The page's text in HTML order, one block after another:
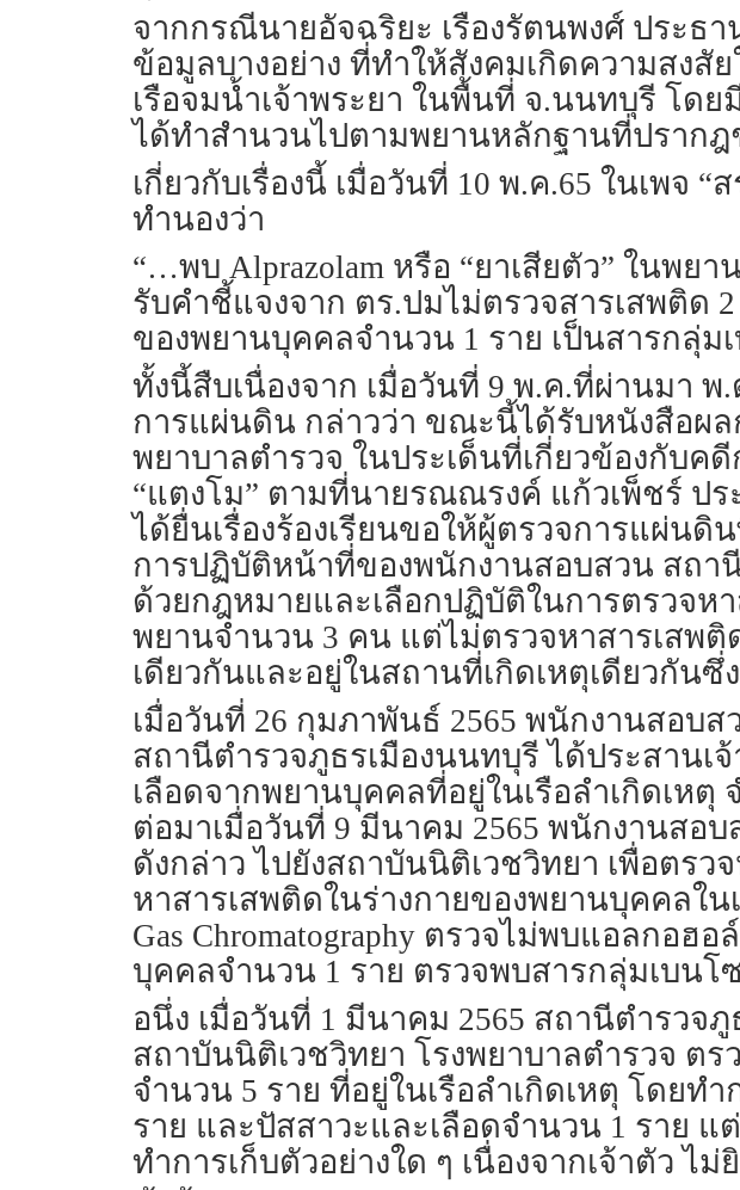
จากกรณีนายอัจฉริยะ เรืองรัตนพงศ์ ประธ
ข้อมูลบางอย่าง ที่ทำให้สังคมเกิดความสงสั
เรือจมน้ำเจ้าพระยา ในพื้นที่ จ.นนทบุรี โด
ได้ทำสำนวนไปตามพยานหลักฐานที่ปราก
เกี่ยวกับเรื่องนี้ เมื่อวันที่ 10 พ.ค.65 ในเพจ
ทำนองว่า
“…พบ Alprazolam หรือ “ยาเสียตัว” ในพย
รับคำชี้แจงจาก ตร.ปมไม่ตรวจสารเสพติด
ของพยานบุคคลจำนวน 1 ราย เป็นสารกลุ่
ทั้งนี้สืบเนื่องจาก เมื่อวันที่ 9 พ.ค.ที่ผ่านมา
การแผ่นดิน กล่าวว่า ขณะนี้ได้รับหนังสือผล
พยาบาลตำรวจ ในประเด็นที่เกี่ยวข้องกับค
“แตงโม” ตามที่นายรณณรงค์ แก้วเพ็ชร์ ป
ได้ยื่นเรื่องร้องเรียนขอให้ผู้ตรวจการแผ่น
การปฏิบัติหน้าที่ของพนักงานสอบสวน สถ
ด้วยกฎหมายและเลือกปฏิบัติในการตรวจห
พยานจำนวน 3 คน แต่ไม่ตรวจหาสารเสพ
เดียวกันและอยู่ในสถานที่เกิดเหตุเดียวกันซึ่
เมื่อวันที่ 26 กุมภาพันธ์ 2565 พนักงานสอบ
สถานีตำรวจภูธรเมืองนนทบุรี ได้ประสานเ
เลือดจากพยานบุคคลที่อยู่ในเรือลำเกิดเหตุ
ต่อมาเมื่อวันที่ 9 มีนาคม 2565 พนักงานสอ
ดังกล่าว ไปยังสถาบันนิติเวชวิทยา เพื่อตร
หาสารเสพติดในร่างกายของพยานบุคคลใน
Gas Chromatography ตรวจไม่พบแอลกอ
บุคคลจำนวน 1 ราย ตรวจพบสารกลุ่มเบนโ
อนึ่ง เมื่อวันที่ 1 มีนาคม 2565 สถานีตำรวจ
สถาบันนิติเวชวิทยา โรงพยาบาลตำรวจ ต
จำนวน 5 ราย ที่อยู่ในเรือลำเกิดเหตุ โดยท
ราย และปัสสาวะและเลือดจำนวน 1 ราย
ทำการเก็บตัวอย่างใด ๆ เนื่องจากเจ้าตัว ไ